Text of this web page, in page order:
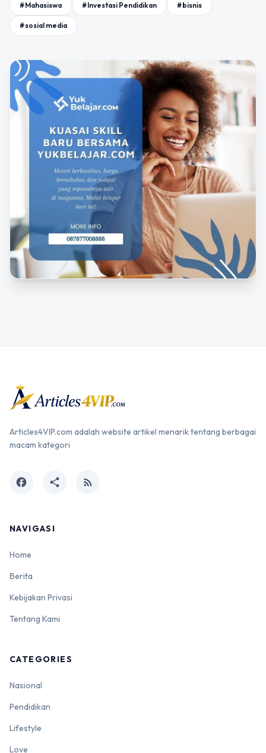
#Mahasiswa #Investasi Pendidikan #bisnis
#sosial media
Articles4VIP.com adalah website artikel menarik tentang berbagai
macam kategori
facebook share rss_feed
NAVIGASI
Home
Berita
Kebijakan Privasi
Tentang Kami
CATEGORIES
Nasional
Pendidikan
Lifestyle
Love